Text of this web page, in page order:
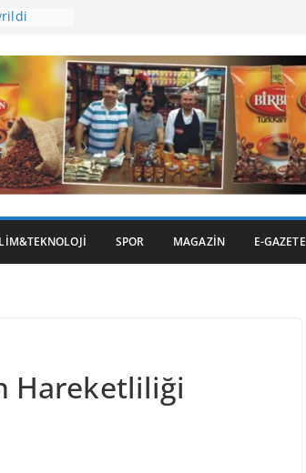
SPOR MAGAZIN E-GAZETE
Hareketliliği